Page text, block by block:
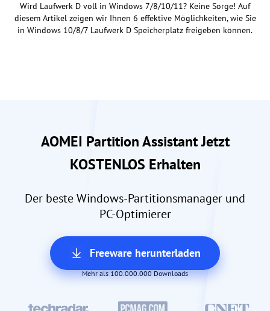
Wird Laufwerk D voll in Windows 7/8/10/11? Keine Sorge! Auf
diesem Artikel zeigen wir Ihnen 6 effektive Möglichkeiten, wie Sie
in Windows 10/8/7 Laufwerk D Speicherplatz freigeben können.
AOMEI Partition Assistant Jetzt
KOSTENLOS Erhalten
Der beste Windows-Partitionsmanager und
PC-Optimierer
Freeware herunterladen
Mehr als 100.000.000 Downloads